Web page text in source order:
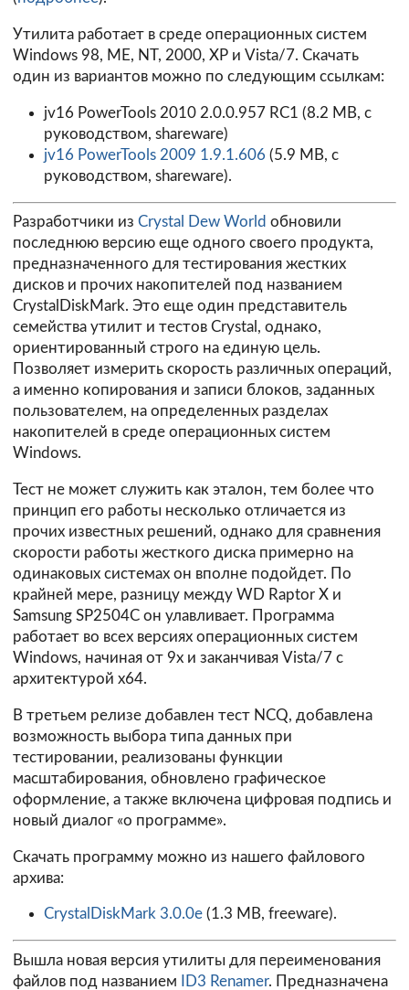
Утилита работает в среде операционных систем
Windows 98, ME, NT, 2000, XP и Vista/7. Скачать
один из вариантов можно по следующим ссылкам:
jv16 PowerTools 2010 2.0.0.957 RC1 (8.2 MB, с
руководством, shareware)
jv16 PowerTools 2009 1.9.1.606 (5.9 MB, с
руководством, shareware).
Разработчики из Crystal Dew World обновили
последнюю версию еще одного своего продукта,
предназначенного для тестирования жестких
дисков и прочих накопителей под названием
CrystalDiskMark. Это еще один представитель
семейства утилит и тестов Crystal, однако,
ориентированный строго на единую цель.
Позволяет измерить скорость различных операций,
а именно копирования и записи блоков, заданных
пользователем, на определенных разделах
накопителей в среде операционных систем
Windows.
Тест не может служить как эталон, тем более что
принцип его работы несколько отличается из
прочих известных решений, однако для сравнения
скорости работы жесткого диска примерно на
одинаковых системах он вполне подойдет. По
крайней мере, разницу между WD Raptor X и
Samsung SP2504C он улавливает. Программа
работает во всех версиях операционных систем
Windows, начиная от 9x и заканчивая Vista/7 с
архитектурой х64.
В третьем релизе добавлен тест NCQ, добавлена
возможность выбора типа данных при
тестировании, реализованы функции
масштабирования, обновлено графическое
оформление, а также включена цифровая подпись и
новый диалог «о программе».
Скачать программу можно из нашего файлового
архива:
CrystalDiskMark 3.0.0e(1.3 MB, freeware).
Вышла новая версия утилиты для переименования
файлов под названием
ID3 Renamer. Предназначена